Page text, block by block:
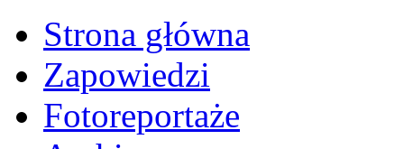
Strona główna
Zapowiedzi
Fotoreportaże